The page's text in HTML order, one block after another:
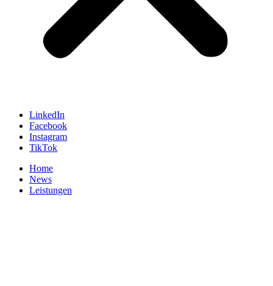
LinkedIn
Facebook
Instagram
TikTok
Home
News
Leistungen